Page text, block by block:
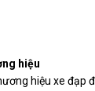
hiệu
hiệu xe đạp